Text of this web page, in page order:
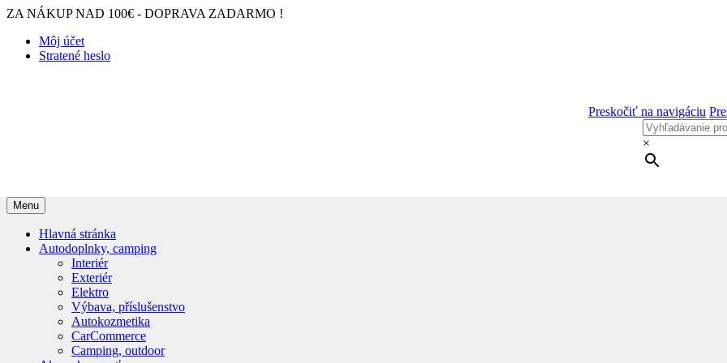
ZA NÁKUP NAD 100€ - DOPRAVA ZADARMO !
Môj účet
Stratené heslo
Preskočiť na navigáciu
×
Menu
Hlavná stránka
Autodoplnky, camping
Interiér
Exteriér
Elektro
Výbava, příslušenstvo
Autokozmetika
CarCommerce
Camping, outdoor